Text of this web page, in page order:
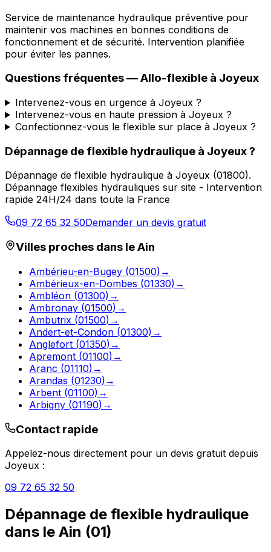
Service de maintenance hydraulique préventive pour
maintenir vos machines en bonnes conditions de
fonctionnement et de sécurité. Intervention planifiée
pour éviter les pannes.
Questions fréquentes —Allo-flexible à Joyeux
Intervenez-vous en urgence à Joyeux ?
Intervenez-vous en haute pression à Joyeux ?
Confectionnez-vous le flexible sur place à Joyeux ?
Dépannage de flexible hydraulique à Joyeux?
Dépannage de flexible hydraulique à Joyeux (01800).
Dépannage flexibles hydrauliques sur site - Intervention
rapide 24H/24 dans toute la France
09 72 65 32 50Demander un devis gratuit
Villes proches dans leAin
Ambérieu-en-Bugey (01500) →
Ambérieux-en-Dombes (01330) →
Ambléon (01300) →
Ambronay (01500) →
Ambutrix (01500) →
Andert-et-Condon (01300) →
Anglefort (01350) →
Apremont (01100) →
Aranc (01110) →
Arandas (01230) →
Arbent (01100) →
Arbigny (01190) →
Contact rapide
Appelez-nous directement pour un devis gratuit depuis
Joyeux :
09 72 65 32 50
Dépannage de flexible hydraulique
dans le Ain (01)